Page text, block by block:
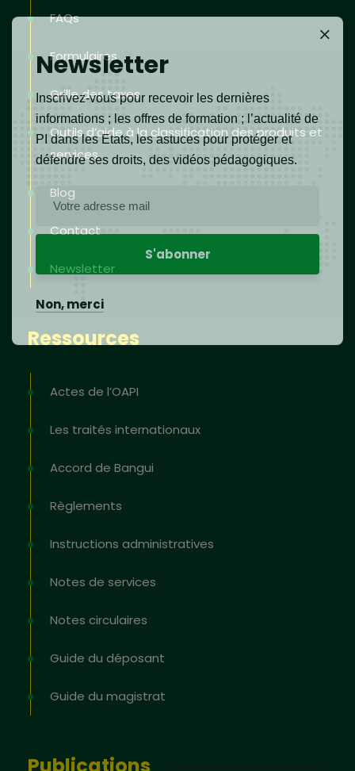
FAQs
Formulaires
Grille des taxes
Outils d’aide à la classification des produits et
services
Blog
Contact
Newsletter
Ressources
Actes de l’OAPI
Les traités internationaux
Accord de Bangui
Règlements
Instructions administratives
Notes de services
Notes circulaires
Guide du déposant
Guide du magistrat
Newsletter
Inscrivez-vous pour recevoir les dernières
informations ; les offres de formation ; l’actualité de
PI dans les Etats, les astuces pour protéger et
défendre ses droits, des vidéos pédagogiques.
Non, merci